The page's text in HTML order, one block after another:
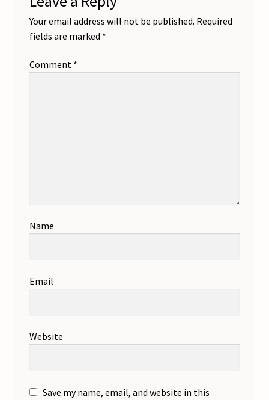
Your email address will not be published. Required
fields are marked *
Comment *
Name
Email
Website
Save my name, email, and website in this